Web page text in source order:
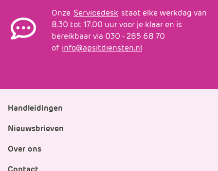
Onze Servicedesk staat elke werkdag van
8.30 tot 17.00 uur voor je klaar en is
bereikbaar via 030 - 285 68 70
of info@apsitdiensten.nl
Handleidingen
Nieuwsbrieven
Over ons